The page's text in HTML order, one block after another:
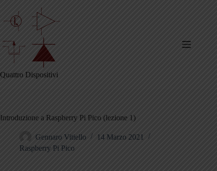
contenuto
Quattro Dispositivi
Introduzione a Raspberry Pi Pico (lezione 1)
Gennaro Vitiello
14 Marzo 2021
Raspberry Pi Pico